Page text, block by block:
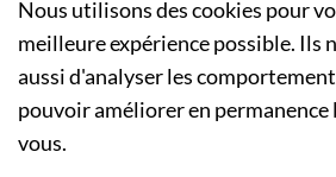
A PROPOS
Qui sommes-nous ?
Actualités
NOS RUBRIQUES
Nous utilisons des cookies pour
meilleure expérience possible. Ils
aussi d'analyser les
pouvoir améliorer en permanence
vous.